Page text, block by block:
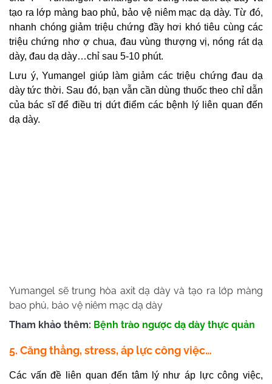
tạo ra lớp màng bao phủ, bảo vệ niêm mạc dạ dày. Từ đó,
nhanh chóng giảm triệu chứng đầy hơi khó tiêu cùng các
triệu chứng nhơ ợ chua, đau vùng thượng vị, nóng rát dạ
dày, đau dạ dày…chỉ sau 5-10 phút.
Lưu ý, Yumangel giúp làm giảm các triệu chứng đau dạ
dày tức thời. Sau đó, bạn vẫn cần dùng thuốc theo chỉ dẫn
của bác sĩ để điều trị dứt điểm các bệnh lý liên quan đến
dạ dày.
Yumangel sẽ trung hòa axit dạ dày và tạo ra lớp màng
bao phủ, bảo vệ niêm mạc dạ dày
Tham khảo thêm: Bệnh trào ngược dạ dày thực quản
5. Căng thẳng, stress, áp lực công việc…
Các vấn đề liên quan đến tâm lý như áp lực công việc,